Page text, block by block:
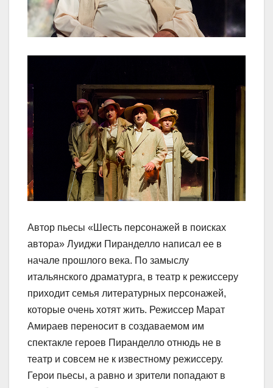
Автор пьесы «Шесть персонажей в поисках
автора» Луиджи Пиранделло написал ее в
начале прошлого века. По замыслу
итальянского драматурга, в театр к режиссеру
приходит семья литературных персонажей,
которые очень хотят жить. Режиссер Марат
Амираев переносит в создаваемом им
спектакле героев Пиранделло отнюдь не в
театр и совсем не к известному режиссеру.
Герои пьесы, а равно и зрители попадают в